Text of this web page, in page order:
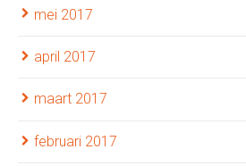
mei 2017
april 2017
maart 2017
februari 2017